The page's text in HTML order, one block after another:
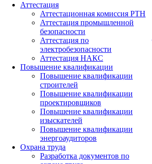
Аттестация
Аттестационная комиссия РТН
Аттестация промышленной
безопасности
Аттестация по
электробезопасности
Аттестация НАКС
Повышение квалификации
Повышение квалификации
строителей
Повышение квалификации
проектировщиков
Повышение квалификации
изыскателей
Повышение квалификации
энергоаудиторов
Охрана труда
Разработка документов по